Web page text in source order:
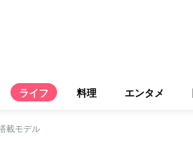
ライフ 料理 エンタメ
載モデル